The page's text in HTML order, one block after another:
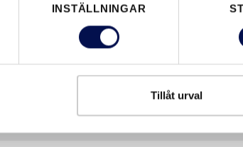
INSTÄLLNINGAR
Tillåt urval